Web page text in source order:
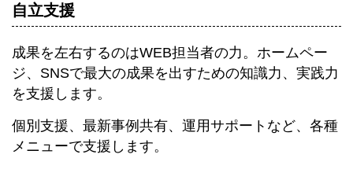
自立支援
成果を左右するのはWEB担当者の力。ホームペー
ジ、SNSで最大の成果を出すための知識力、実践力
を支援します。
個別支援、最新事例共有、運用サポートなど、各種
メニューで支援します。